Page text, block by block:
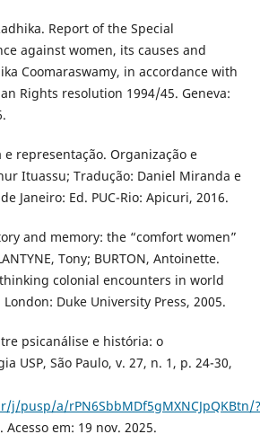
Report of the Special
against women, its causes and
Coomaraswamy, in accordance with
Rights resolution 1994/45. Geneva:
e representação. Organização e
Ituassu; Tradução: Daniel Miranda e
Janeiro: Ed. PUC-Rio: Apicuri, 2016.
and memory: the “comfort women”
Tony; BURTON, Antoinette.
colonial encounters in world
Duke University Press, 2005.
psicanálise e história: o
USP, São Paulo, v. 27, n. 1, p. 24-30,
j/pusp/a/rPN6SbbMDf5gMXNCJpQKBtn/?
. Acesso em: 19 nov. 2025.